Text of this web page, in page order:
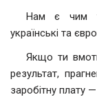
Нам є чим
українські та
Якщо ти
результат,
заробітну плату